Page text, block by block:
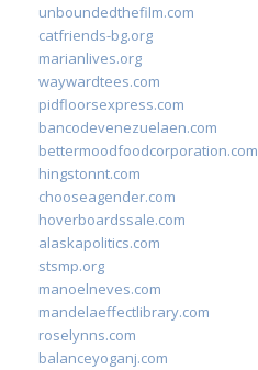
unboundedthefilm.com
catfriends-bg.org
marianlives.org
waywardtees.com
pidfloorsexpress.com
bancodevenezuelaen.com
bettermoodfoodcorporation.com
hingstonnt.com
chooseagender.com
hoverboardssale.com
alaskapolitics.com
stsmp.org
manoelneves.com
mandelaeffectlibrary.com
roselynns.com
balanceyoganj.com